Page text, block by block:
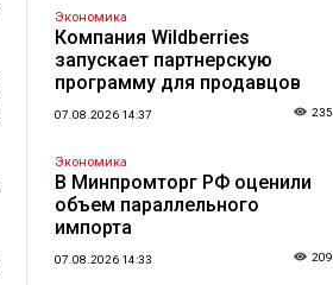
Экономика
Компания Wildberries
запускает партнерскую
программу для продавцов
07.08.2026 14:37 235
Экономика
В Минпромторг РФ оценили
объем параллельного
импорта
07.08.2026 14:33 209